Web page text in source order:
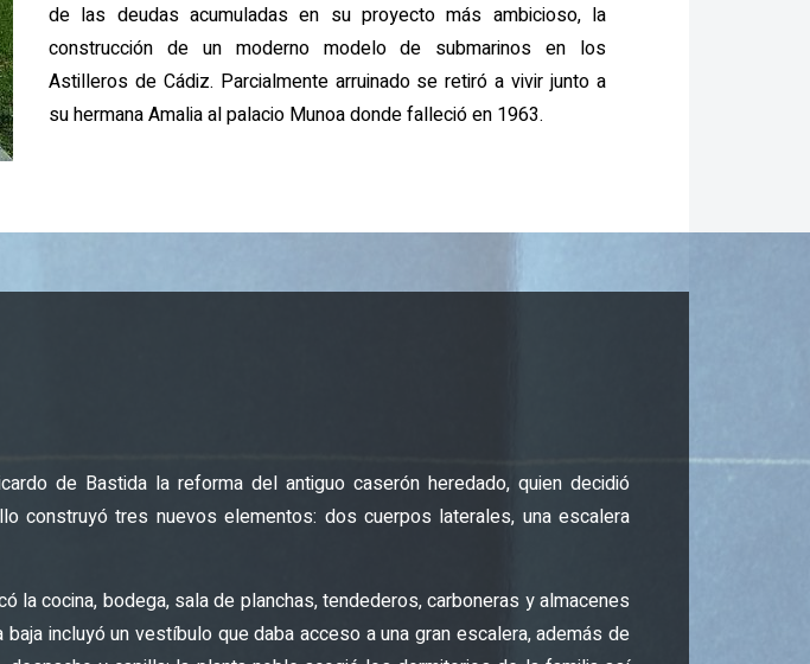
de las deudas acumuladas en su proyecto más ambicioso, la
construcción de un moderno modelo de submarinos en los
Astilleros de Cádiz. Parcialmente arruinado se retiró a vivir junto a
su hermana Amalia al palacio Munoa donde falleció en 1963.
de Bastida la reforma del antiguo caserón heredado, quien decidió
construyó tres nuevos elementos: dos cuerpos laterales, una escalera
cocina, bodega, sala de planchas, tendederos, carboneras y almacenes
incluyó un vestíbulo que daba acceso a una gran escalera, además de